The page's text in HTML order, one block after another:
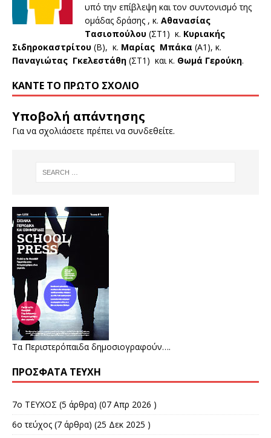
υπό την επίβλεψη και τον συντονισμό της
ομάδας δράσης , κ. Αθανασίας
Τασιοπούλου (ΣΤ1) κ. Κυριακής
Σιδηροκαστρίτου (Β), κ. Μαρίας Μπάκα (Α1), κ.
Παναγιώτας Γκελεστάθη (ΣΤ1) και κ. Θωμά Γερούκη.
ΚΆΝΤΕ ΤΟ ΠΡΏΤΟ ΣΧΌΛΙΟ
Υποβολή απάντησης
Για να σχολιάσετε πρέπει να συνδεθείτε.
Τα Περιστερόπαιδα δημοσιογραφούν….
ΠΡΌΣΦΑΤΑ ΤΕΎΧΗ
7o ΤΕΥΧΟΣ (5 άρθρα) (07 Απρ 2026 )
6ο τεύχος (7 άρθρα) (25 Δεκ 2025 )